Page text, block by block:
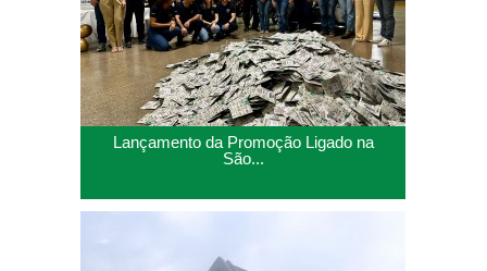
Lançamento da Promoção Ligado na
São...